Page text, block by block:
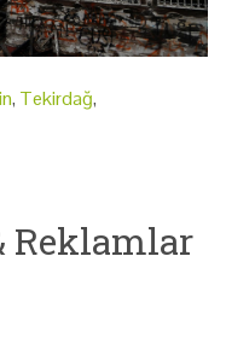
, Tekirdağ,
Reklamlar